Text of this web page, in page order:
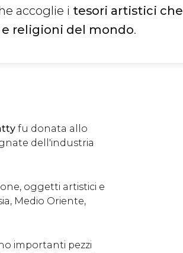
accoglie i tesori artistici che
religioni del mondo.
fu donata allo
dell'industria
oggetti artistici e
Medio Oriente,
importanti pezzi